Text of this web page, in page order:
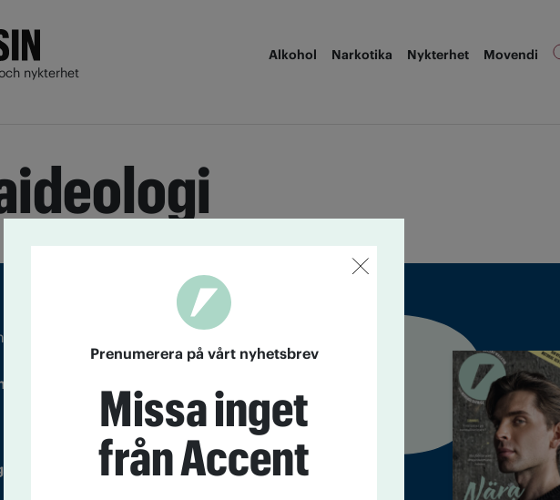
nykterhet
Alkohol Narkotika Nykterhet Movendi
och nykterhet
21, 116 33 Stockholm
Barbro Janson Lundkvist,
Läs tidigare
Prenumerera på vårt nyhetsbrev
Missa inget
från Accent